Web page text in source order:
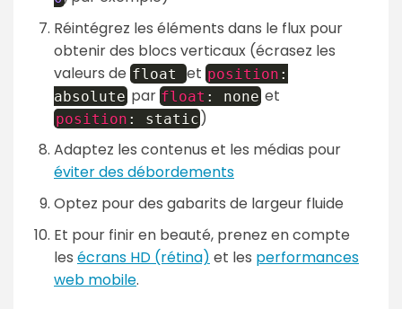
Réintégrez les éléments dans le flux pour
obtenir des blocs verticaux (écrasez les
valeurs de float etposition :
absolutepar float : noneet
position : static )
Adaptez les contenus et les médias pour
éviter des débordements
Optez pour des gabarits de largeur fluide
Et pour finir en beauté, prenez en compte
les écrans HD (rétina) et les performances
web mobile.